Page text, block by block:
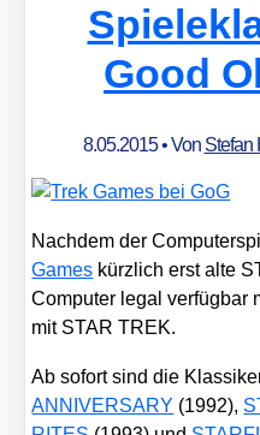
Good
8.05.2015• Von Stefan
Nach­dem der
Games kürz­lich erst alte
Com­pu­ter legal ver­füg­bar
mit STAR TREK.
Ab sofort sind die
ANNIVERSARY (1992),